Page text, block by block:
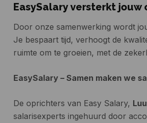
EasySalary versterkt jouw
Door onze samenwerking wordt
Je bespaart tijd, verhoogt de
ruimte om te groeien, met de
EasySalary – Samen maken we
De oprichters van Easy Salary,
salarisexperts ingehuurd door